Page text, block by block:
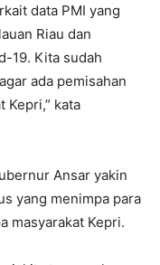
data PMI yang
Riau dan
19. Kita sudah
ada pemisahan
Kepri,” kata
Ansar yakin
yang menimpa para
masyarakat Kepri.